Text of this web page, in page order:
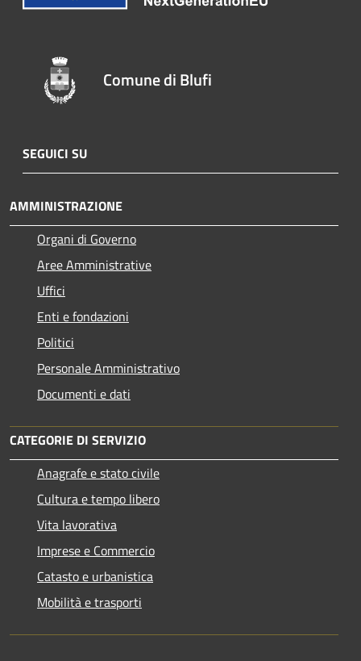
Comune di Blufi
SEGUICI SU
AMMINISTRAZIONE
Organi di Governo
Aree Amministrative
Uffici
Enti e fondazioni
Politici
Personale Amministrativo
Documenti e dati
CATEGORIE DI SERVIZIO
Anagrafe e stato civile
Cultura e tempo libero
Vita lavorativa
Imprese e Commercio
Catasto e urbanistica
Mobilità e trasporti